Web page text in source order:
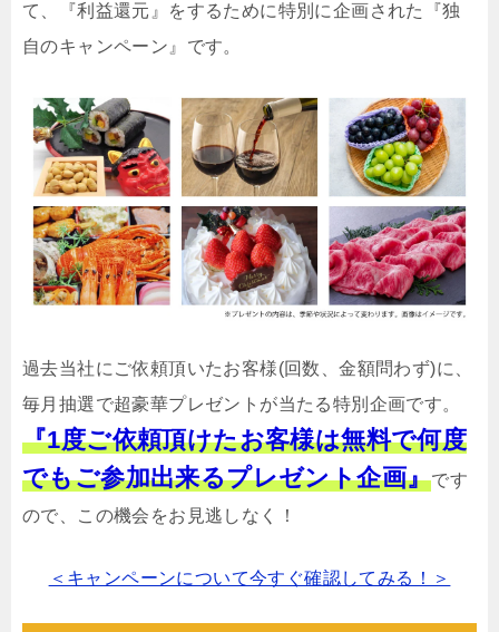
て、『利益還元』をするために特別に企画された『独
自のキャンペーン』です。
過去当社にご依頼頂いたお客様(回数、金額問わず)に、
毎月抽選で超豪華プレゼントが当たる特別企画です。
『1度ご依頼頂けたお客様は無料で何度
でもご参加出来るプレゼント企画』です
ので、この機会をお見逃しなく！
＜キャンペーンについて今すぐ確認してみる！＞